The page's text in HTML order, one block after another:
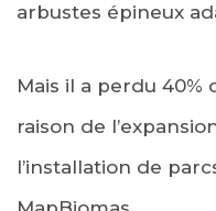
arbustes épineux
Mais il a perdu 40%
raison de
l’installation de